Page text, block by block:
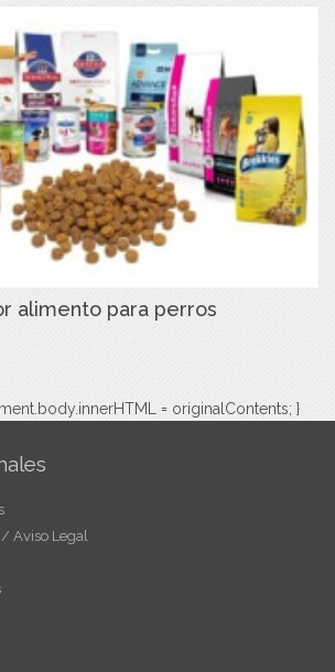
alimento para perros
= originalContents; }
Aviso Legal